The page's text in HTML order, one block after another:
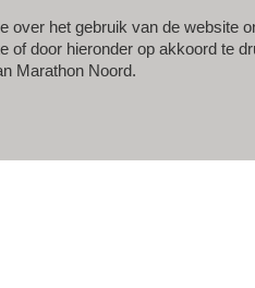
het gebruik van de website
door hieronder op akkoord te
Marathon Noord.